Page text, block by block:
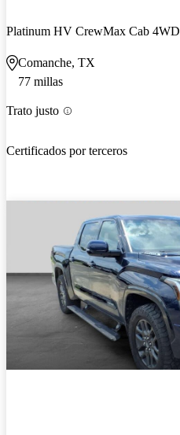
Platinum HV CrewMax Cab 4WD
Comanche, TX
77 millas
Trato justo
Certificados por terceros